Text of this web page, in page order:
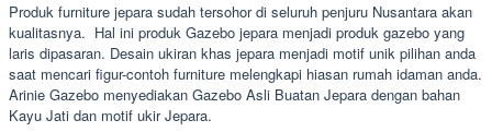
Produk furniture jepara sudah tersohor di seluruh penjuru Nusantara akan
kualitasnya. Hal ini produk Gazebo jepara menjadi produk gazebo yang
laris dipasaran. Desain ukiran khas jepara menjadi motif unik pilihan anda
saat mencari figur-contoh furniture melengkapi hiasan rumah idaman anda.
Arinie Gazebo menyediakan Gazebo Asli Buatan Jepara dengan bahan
Kayu Jati dan motif ukir Jepara.